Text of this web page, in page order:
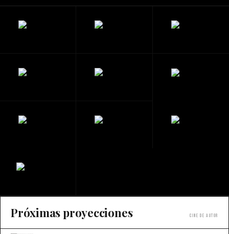
Próximas proyecciones Cine de autor